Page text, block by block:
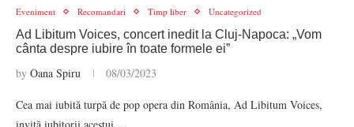
Eveniment Recomandari Timp liber Uncategorized
Ad Libitum Voices, concert inedit la Cluj-Napoca: „Vom
cânta despre iubire în toate formele ei”
by Oana Spiru 08/03/2023
Cea mai iubită turpă de pop opera din România, Ad Libitum Voices,